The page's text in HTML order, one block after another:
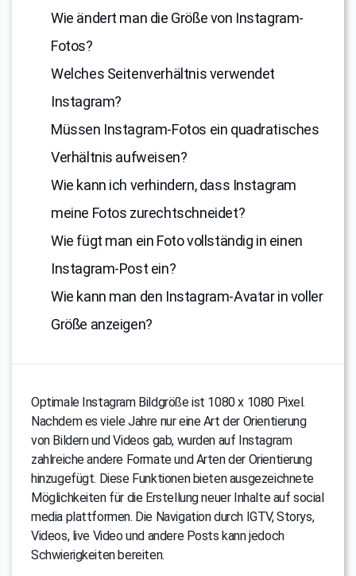
Wie ändert man die Größe von Instagram-
Fotos?
Welches Seitenverhältnis verwendet
Instagram?
Müssen Instagram-Fotos ein quadratisches
Verhältnis aufweisen?
Wie kann ich verhindern, dass Instagram
meine Fotos zurechtschneidet?
Wie fügt man ein Foto vollständig in einen
Instagram-Post ein?
Wie kann man den Instagram-Avatar in voller
Größe anzeigen?
Optimale Instagram Bildgröße ist 1080 x 1080 Pixel.
Nachdem es viele Jahre nur eine Art der Orientierung
von Bildern und Videos gab, wurden auf Instagram
zahlreiche andere Formate und Arten der Orientierung
hinzugefügt. Diese Funktionen bieten ausgezeichnete
Möglichkeiten für die Erstellung neuer Inhalte auf social
media plattformen. Die Navigation durch IGTV, Storys,
Videos, live Video und andere Posts kann jedoch
Schwierigkeiten bereiten.